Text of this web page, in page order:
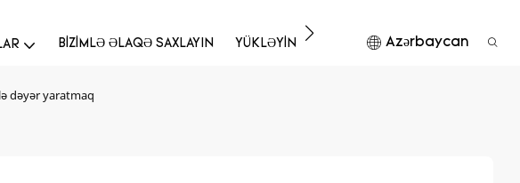
BIZIMLƏ ƏLAQƏ SAXLAYIN YÜKLƏYIN Azərbaycan
dəyər yaratmaq